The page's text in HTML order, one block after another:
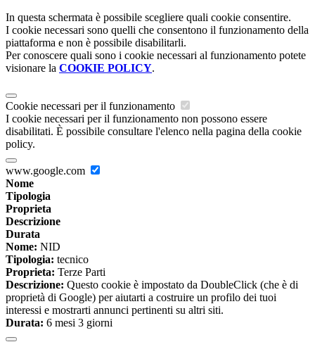
In questa schermata è possibile scegliere quali cookie consentire.
I cookie necessari sono quelli che consentono il funzionamento della
piattaforma e non è possibile disabilitarli.
Per conoscere quali sono i cookie necessari al funzionamento potete
visionare la COOKIE POLICY.
Cookie necessari per il funzionamento
I cookie necessari per il funzionamento non possono essere
disabilitati. È possibile consultare l'elenco nella pagina della cookie
policy.
www.google.com
Nome
Tipologia
Proprieta
Descrizione
Durata
Nome: NID
Tipologia: tecnico
Proprieta: Terze Parti
Descrizione: Questo cookie è impostato da DoubleClick (che è di
proprietà di Google) per aiutarti a costruire un profilo dei tuoi
interessi e mostrarti annunci pertinenti su altri siti.
Durata: 6 mesi 3 giorni